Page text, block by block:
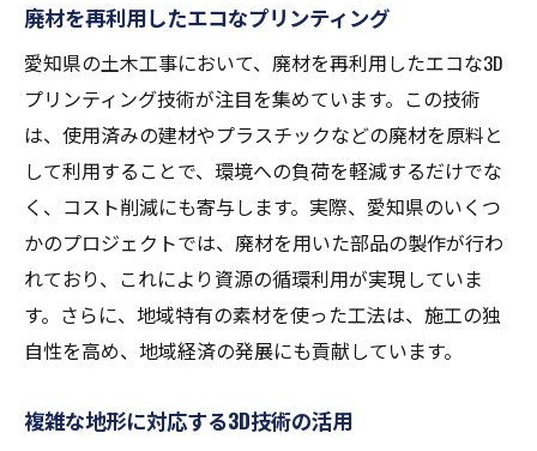
廃材を再利用したエコなプリンティング
愛知県の土木工事において、廃材を再利用したエコな3D
プリンティング技術が注目を集めています。この技術
は、使用済みの建材やプラスチックなどの廃材を原料と
して利用することで、環境への負荷を軽減するだけでな
く、コスト削減にも寄与します。実際、愛知県のいくつ
かのプロジェクトでは、廃材を用いた部品の製作が行わ
れており、これにより資源の循環利用が実現していま
す。さらに、地域特有の素材を使った工法は、施工の独
自性を高め、地域経済の発展にも貢献しています。
複雑な地形に対応する3D技術の活用